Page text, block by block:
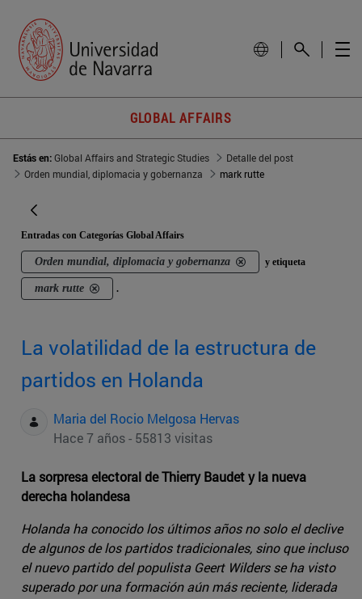
GLOBAL AFFAIRS
Estás en:Global Affairs and Strategic Studies
Detalle del post
Orden mundial, diplomacia y gobernanza
mark rutte
Entradas con Categorías Global Affairs
Orden mundial, diplomacia y gobernanza y etiqueta
mark rutte .
La volatilidad de la estructura de
partidos en Holanda
Maria del Rocio Melgosa Hervas
Hace 7 años - 55813 visitas
La sorpresa electoral de Thierry Baudet y la nueva
derecha holandesa
Holanda ha conocido los últimos años no solo el declive
de algunos de los partidos tradicionales, sino que incluso
el nuevo partido del populista Geert Wilders se ha visto
superado por una formación aún más reciente, liderada